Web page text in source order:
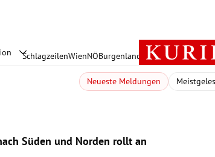
SchlagzeilenWienNÖBurgenland Österreich Politik
Neueste Meldungen
Süden und Norden rollt an